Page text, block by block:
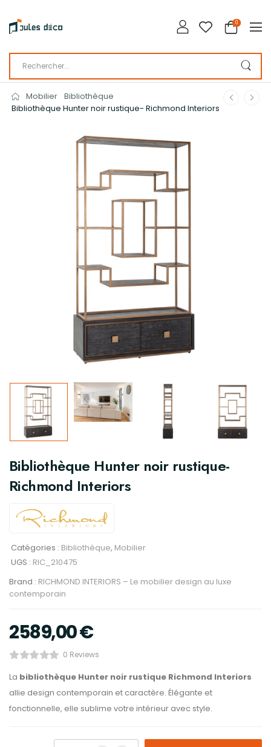
0
Mobilier Bibliothèque
Bibliothèque Hunter noir rustique- Richmond Interiors
Bibliothèque Hunter noir rustique-
Richmond Interiors
Catégories : Bibliothèque, Mobilier
UGS : RIC_210475
Brand : RICHMOND INTERIORS – Le mobilier design au luxe
contemporain
2589,00€
0 Reviews
La bibliothèque Hunter noir rustique Richmond Interiors
allie design contemporain et caractère. Élégante et
fonctionnelle, elle sublime votre intérieur avec style.